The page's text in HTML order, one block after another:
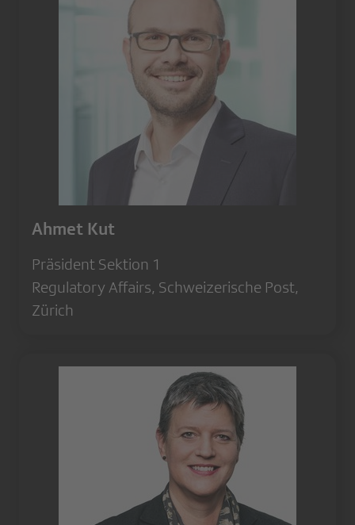
Ahmet Kut
Präsident Sektion 1
Regulatory Affairs, Schweizerische Post,
Zürich